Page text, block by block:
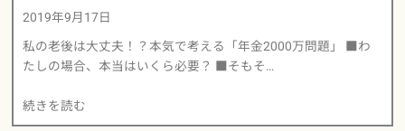
2019年9月17日
私の老後は大丈夫！？本気で考える「年金2000万問題」 ■わ
たしの場合、本当はいくら必要？ ■そもそ…
続きを読む